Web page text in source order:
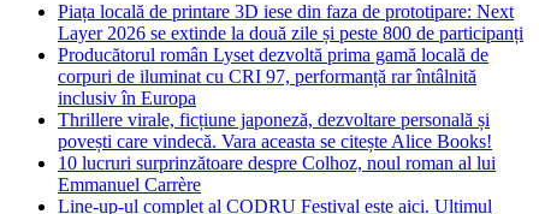
Piața locală de printare 3D iese din faza de prototipare: Next
Layer 2026 se extinde la două zile și peste 800 de participanți
Producătorul român Lyset dezvoltă prima gamă locală de
corpuri de iluminat cu CRI 97, performanță rar întâlnită
inclusiv în Europa
Thrillere virale, ficțiune japoneză, dezvoltare personală și
povești care vindecă. Vara aceasta se citește Alice Books!
10 lucruri surprinzătoare despre Colhoz, noul roman al lui
Emmanuel Carrère
Line-up-ul complet al CODRU Festival este aici. Ultimul